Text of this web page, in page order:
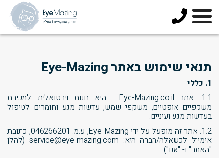
3744678
תנאי שימוש באתר Eye-Mazing
1. כללי
1.1. אתר Eye-Mazing.co.il היא חנות וירטואלית למכירת
משקפיים אופטיים, משקפי שמש, עדשות מגע וחומרים לטיפול
בעדשות מגע ועיניים.
1.2. אתר זה מופעל על ידי Eye-Mazing, ע.מ. 046266201, כתובת
אימייל לכשאלה/הברה היא: service@eye-mazing.com (להלן
"האתר" ו- "אנו").